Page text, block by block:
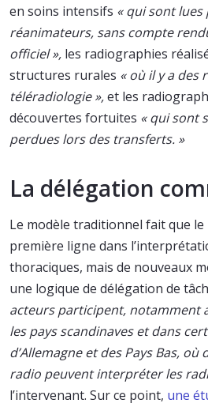
en soins intensifs « qui sont lues
réanimateurs, sans compte
officiel », les radiographies
structures rurales « où il y a des
téléradiologie »,et les
découvertes fortuites « qui sont
perdues lors des transferts. »
La délégation
Le modèle traditionnel fait que
première ligne dans
thoraciques, mais de nouveaux
une logique de délégation de
acteurs participent, notamment
les pays scandinaves et dans
d’Allemagne et des Pays Bas,
radio peuvent interpréter les
l’intervenant. Sur ce point, une